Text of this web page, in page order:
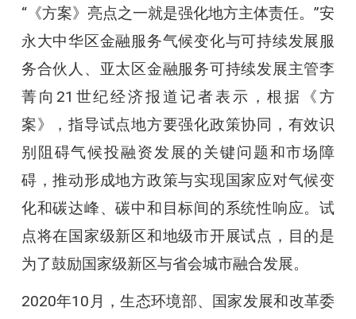
“《方案》亮点之一就是强化地方主体责任。”安
永大中华区金融服务气候变化与可持续发展服
务合伙人、亚太区金融服务可持续发展主管李
菁向21世纪经济报道记者表示，根据《方
案》，指导试点地方要强化政策协同，有效识
别阻碍气候投融资发展的关键问题和市场障
碍，推动形成地方政策与实现国家应对气候变
化和碳达峰、碳中和目标间的系统性响应。试
点将在国家级新区和地级市开展试点，目的是
为了鼓励国家级新区与省会城市融合发展。
2020年10月，生态环境部、国家发展和改革委